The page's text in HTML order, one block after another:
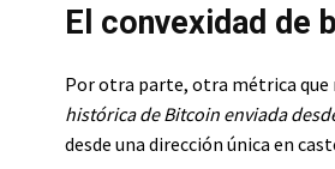
El convexidad de
Por otra parte, otra métrica que
histórica de Bitcoin enviada
desde una dirección única en